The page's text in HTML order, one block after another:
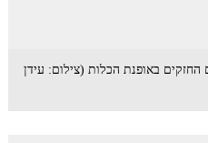
באופנת הכלות (צילום: עידן